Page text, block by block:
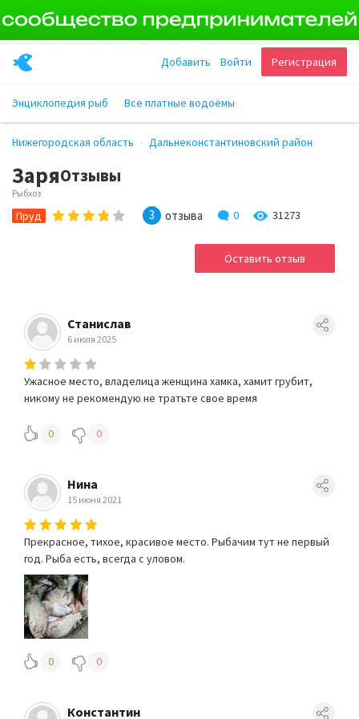
Регистрация
Войти
Добавить
Энциклопедия рыб Все платные водоёмы
Нижегородская область Дальнеконстантиновский район
ЗаряОтзывы
Рыбхоз
Пруд 3 отзыва 0 31273
Оставить отзыв
Станислав
6 июля 2025
Ужасное место, владелица женщина хамка, хамит грубит,
никому не рекомендую не тратьте свое время
0 0
Нина
15 июня 2021
Прекрасное, тихое, красивое место. Рыбачим тут не первый
год. Рыба есть, всегда с уловом.
0 0
Константин